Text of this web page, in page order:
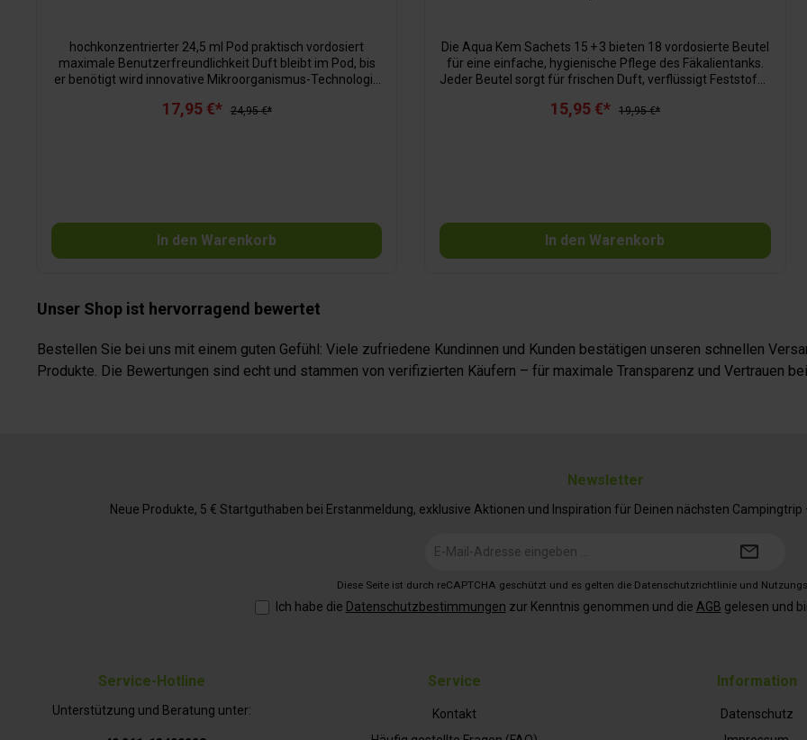
hochkonzentrierter 24,5 ml Pod praktisch vordosiert
maximale Benutzerfreundlichkeit Duft bleibt im Pod, bis
er benötigt wird innovative Mikroorganismus-Technologie
für leichtere Tankentleerung 1 Dosierung reicht bis zu 4
17,95 €* 24,95 €*
In den Warenkorb
Die Aqua Kem Sachets 15 + 3 bieten 18 vordosierte Beutel
für eine einfache, hygienische Pflege des Fäkalientanks.
Jeder Beutel sorgt für frischen Duft, verflüssigt Feststoffe
ermöglichen zusätzliche Anwendungen. Aktionspack mit
15,95 €* 19,95 €*
In den Warenkorb
Unser Shop ist hervorragend bewertet
Bestellen Sie bei uns mit einem guten Gefühl: Viele zufriedene Kundinnen und Kunden bestätigen unseren schnellen
Produkte. Die Bewertungen sind echt und stammen von verifizierten Käufern – für maximale Transparenz und Vertrauen
Service-Hotline
Unterstützung und Beratung unter:
Service
Kontakt
Information
Datenschutz
Newsletter
Neue Produkte, 5 € Startguthaben bei Erstanmeldung, exklusive Aktionen und Inspiration für Deinen nächsten
Mail-
Diese Seite ist durch reCAPTCHA geschützt und es gelten die Datenschutzrichtlinie und
Ich habe die Datenschutzbestimmungen zur Kenntnis genommen und die AGB gelesen und